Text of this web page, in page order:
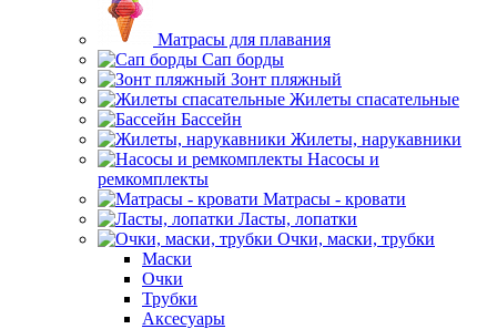
Матрасы для плавания
Сап борды
Зонт пляжный
Жилеты спасательные
Бассейн
Жилеты, нарукавники
Насосы и
ремкомплекты
Матрасы - кровати
Ласты, лопатки
Очки, маски, трубки
Маски
Очки
Трубки
Аксесуары